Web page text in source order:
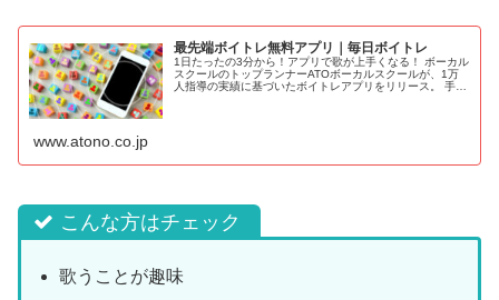
最先端ボイトレ無料アプリ｜毎日ボイトレ
1日たったの3分から！アプリで歌が上手くなる！ ボーカル
スクールのトップランナーATOボーカルスクールが、1万
人指導の実績に基づいたボイトレアプリをリリース。 手軽
www.atono.co.jp
歌うことが趣味